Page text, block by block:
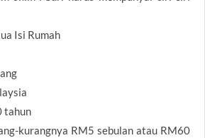
Isi Rumah
tahun
kurangnya RM5 sebulan atau RM60